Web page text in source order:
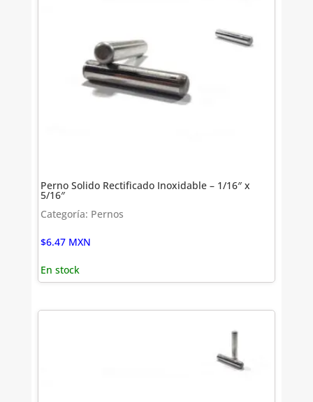
Perno Solido Rectificado Inoxidable – 1/16″ x
5/16″
Categoría: Pernos
$6.47 MXN
En stock